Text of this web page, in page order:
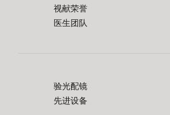
视献荣誉
医生团队
验光配镜
先进设备